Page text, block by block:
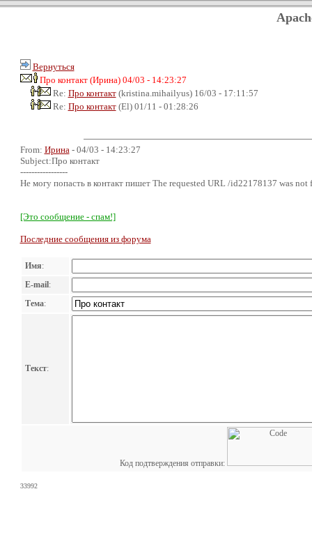
Вернуться
Про контакт (Ирина) 04/03 - 14:23:27
Re: Про контакт(kristina.mihailyus) 16/03 - 17:11:57
Re: Про контакт(El) 01/11 - 01:28:26
From: Ирина - 04/03 - 14:23:27
Subject:Про контакт
-----------------
Не могу попасть в контакт пишет The requested URL /id22178137 was
[Это сообщение - спам!]
Последние сообщения из форума
Имя:
E-mail:
Тема:
Текст:
Код подтверждения отправки:
33992